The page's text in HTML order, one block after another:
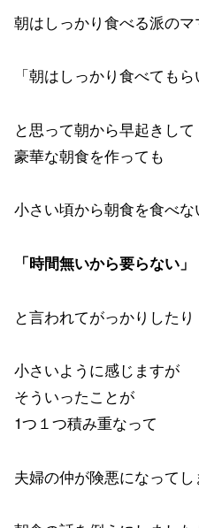
朝はしっかり食べる派のマ
「朝はしっかり食べてもら
と思って朝から早起きして
豪華な朝食を作っても
小さい頃から朝食を食べ
「時間無いから要らない」
と言われてがっかりしたり
小さいように感じますが
そういったことが
1つ１つ積み重なって
夫婦の仲が険悪になって